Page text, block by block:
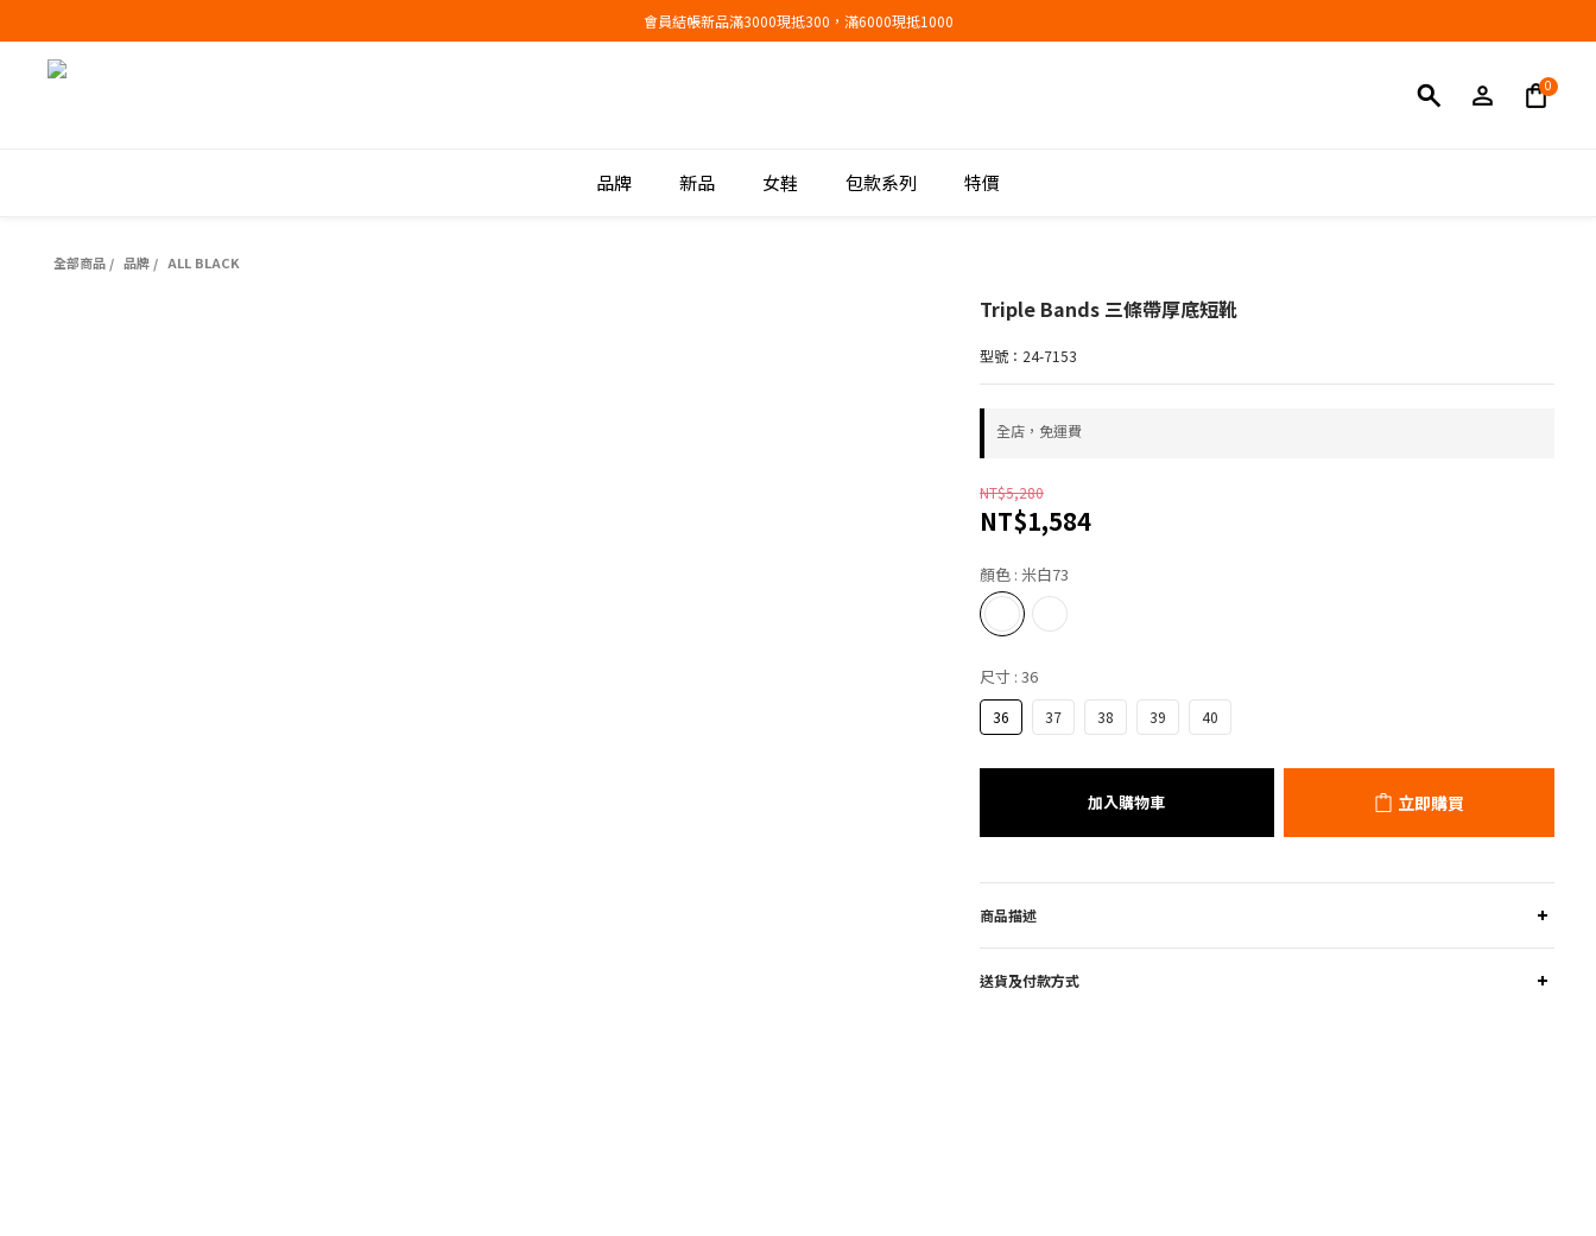
會員結帳新品滿3000現抵300，滿6000現抵1000
會員結帳新品滿3000現抵300，滿6000現抵1000
品牌 新品 女鞋 包款系列 特價
全部商品 / 品牌 / ALL BLACK
Triple Bands 三條帶厚底短靴
型號：24-7153
全店，免運費
NT$5,280
NT$1,584
顏色 : 米白73
尺寸 : 36
36 37 38 39 40
加入購物車 立即購買
商品描述
送貨及付款方式